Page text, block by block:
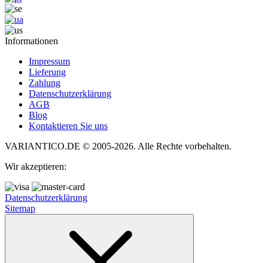
Informationen
Impressum
Lieferung
Zahlung
Datenschutzerklärung
AGB
Blog
Kontaktieren Sie uns
VARIANTICO.DE © 2005-2026. Alle Rechte vorbehalten.
Wir akzeptieren:
Datenschutzerklärung
Sitemap